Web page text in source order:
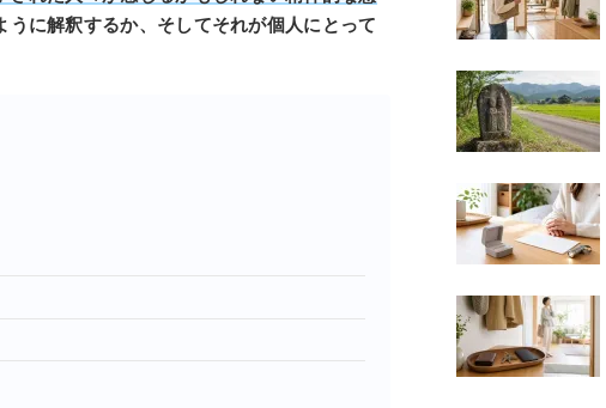
うに解釈するか、そしてそれが個人にとって